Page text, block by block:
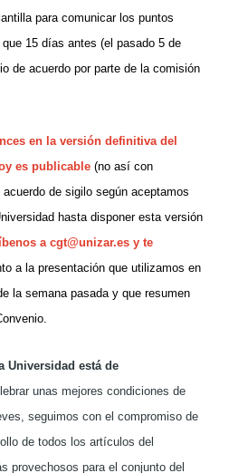
para comunicar los puntos
15 días antes (el pasado 5 de
de acuerdo por parte de la comisión
en la versión definitiva del
es publicable (no así con
de sigilo según aceptamos
hasta disponer esta versión
acgt@unizar.es y te
a la presentación que utilizamos en
la semana pasada y que resumen
Universidad está de
unas mejores condiciones de
seguimos con el compromiso de
de todos los artículos del
provechosos para el conjunto del